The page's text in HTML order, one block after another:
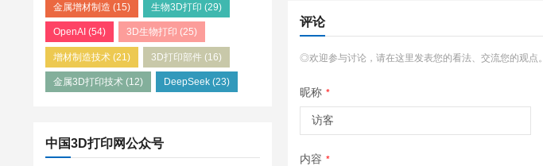
金属增材制造 (15) 生物3D打印 (29)
OpenAI (54) 3D生物打印 (25)
增材制造技术 (21) 3D打印部件(16)
金属3D打印技术 (12) DeepSeek(23)
中国3D打印网公众号
评论
◎欢迎参与讨论，请在这里发表您的看法、交流您的观点。
昵称 *
内容 *